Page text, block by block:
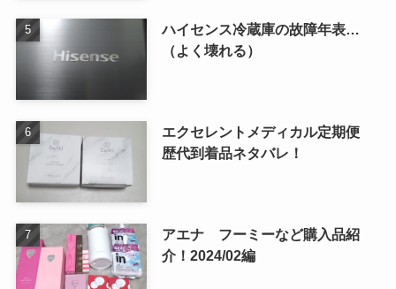
ハイセンス冷蔵庫の故障年表…
（よく壊れる）
エクセレントメディカル定期便
歴代到着品ネタバレ！
アエナ フーミーなど購入品紹
介！2024/02編